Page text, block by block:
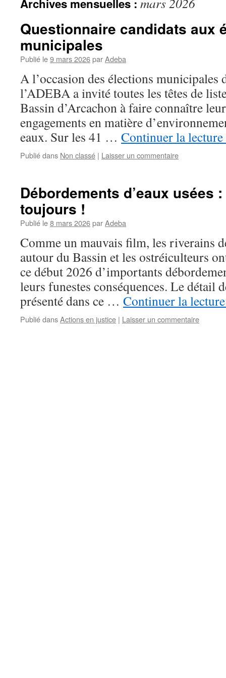
Archives mensuelles :
Questionnaire candidats aux
municipales
Publié le9 mars 2026parAdeba
A l’occasion des élections municipales
l’ADEBA a invité toutes les têtes de
Bassin d’Arcachon à faire connaître
engagements en matière
eaux. Sur les 41 … Continuer la lecture
Publié dans Non classé | Laisser un commentaire
Débordements d’eaux usées
toujours !
Publié le8 mars 2026parAdeba
Comme un mauvais film, les riverains
autour du Bassin et les ostréiculteurs
ce début 2026 d’importants
leurs funestes conséquences. Le détail
présenté dans ce … Continuer la
Publié dansActions en justice | Laisser un commentaire